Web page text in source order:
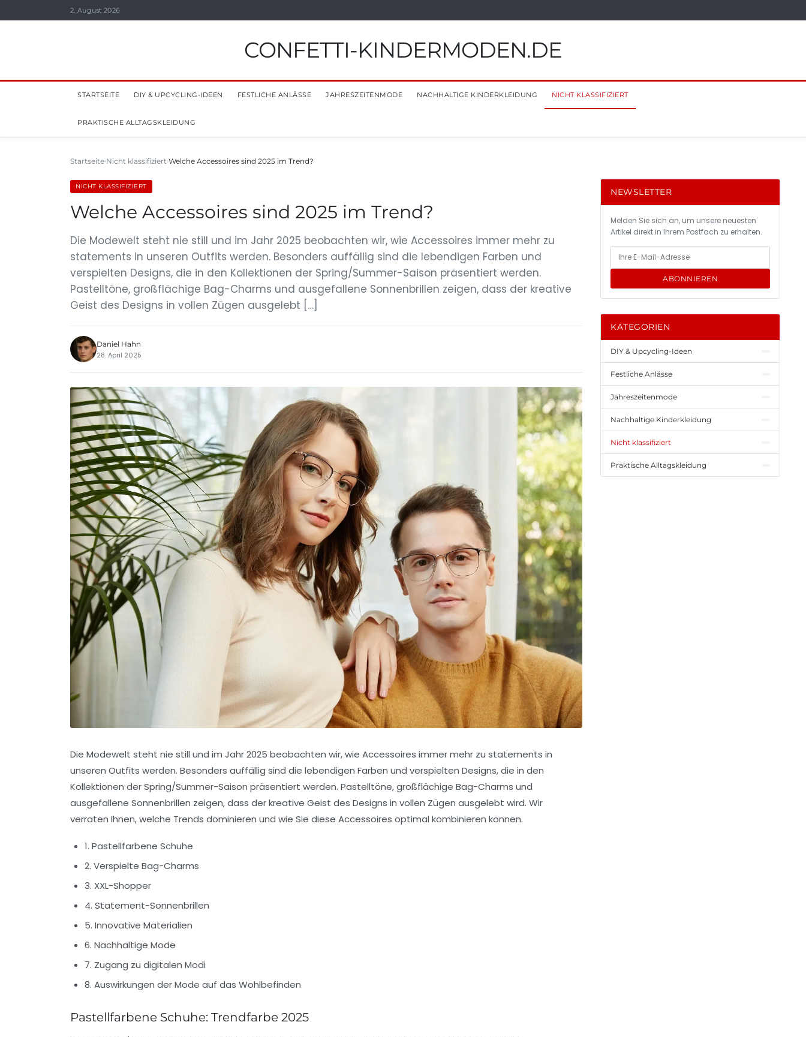
2. August 2026
CONFETTI-KINDERMODEN.DE
STARTSEITE DIY & UPCYCLING-IDEEN FESTLICHE ANLÄSSE JAHRESZEITENMODE NACHHALTIGE KINDERKLEIDUNG NICHT KLASSIFIZIERT
PRAKTISCHE ALLTAGSKLEIDUNG
Startseite Nicht klassifiziert Welche Accessoires sind 2025 im Trend?
NICHT KLASSIFIZIERT
Welche Accessoires sind 2025 im Trend?
Die Modewelt steht nie still und im Jahr 2025 beobachten wir, wie Accessoires immer mehr zu
statements in unseren Outfits werden. Besonders auffällig sind die lebendigen Farben und
verspielten Designs, die in den Kollektionen der Spring/Summer-Saison präsentiert werden.
Pastelltöne, großflächige Bag-Charms und ausgefallene Sonnenbrillen zeigen, dass der kreative
Geist des Designs in vollen Zügen ausgelebt […]
Daniel Hahn
28. April 2025
Die Modewelt steht nie still und im Jahr 2025 beobachten wir, wie Accessoires immer mehr zu statements in
unseren Outfits werden. Besonders auffällig sind die lebendigen Farben und verspielten Designs, die in den
Kollektionen der Spring/Summer-Saison präsentiert werden. Pastelltöne, großflächige Bag-Charms und
ausgefallene Sonnenbrillen zeigen, dass der kreative Geist des Designs in vollen Zügen ausgelebt wird. Wir
verraten Ihnen, welche Trends dominieren und wie Sie diese Accessoires optimal kombinieren können.
1. Pastellfarbene Schuhe
2. Verspielte Bag-Charms
3. XXL-Shopper
4. Statement-Sonnenbrillen
5. Innovative Materialien
6. Nachhaltige Mode
7. Zugang zu digitalen Modi
8. Auswirkungen der Mode auf das Wohlbefinden
Pastellfarbene Schuhe: Trendfarbe 2025
NEWSLETTER
Melden Sie sich an, um unsere neuesten
Artikel direkt in Ihrem Postfach zu erhalten.
ABONNIEREN
KATEGORIEN
DIY & Upcycling-Ideen
Festliche Anlässe
Jahreszeitenmode
Nachhaltige Kinderkleidung
Nicht klassifiziert
Praktische Alltagskleidung